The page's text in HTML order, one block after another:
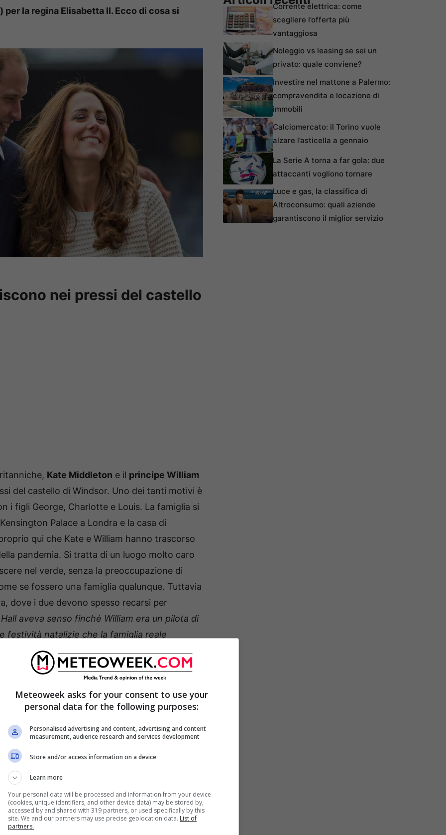
la regina Elisabetta II. Ecco di cosa si
nei pressi del castello
Kate Middleton e il principe William
del castello di Windsor. Uno dei tanti motivi è
i figli George, Charlotte e Louis. La famiglia si
Palace a Londra e la casa di
qui che Kate e William hanno trascorso
pandemia. Si tratta di un luogo molto caro
nel verde, senza la preoccupazione di
se fossero una famiglia qualunque. Tuttavia
dove i due devono spesso recarsi per
aveva senso finché William era un pilota di
festività natalizie che la famiglia reale
funziona più”
sorella
per il bene di George e Charlotte, dato
. Anche per questo motivo stanno
di Windsor. Anche se sono distanti a meno
per il bene di tutti. Inoltre Kate
Michael e Carol Middleton
che vivono a
Stesso discorso vale anche per Pippa e il
prese in considerazione ci sarebbe Forte
Corrente elettrica: come
scegliere l’offerta più
vantaggiosa
Noleggio vs leasing se sei un
privato: quale conviene?
Investire nel mattone a Palermo:
compravendita e locazione di
immobili
Calciomercato: il Torino vuole
alzare l’asticella a gennaio
La Serie A torna a far gola: due
attaccanti vogliono tornare
Luce e gas, la classifica di
Altroconsumo: quali aziende
garantiscono il miglior servizio
Meteoweek asks for your consent to use your
personal data for the following purposes:
Personalised advertising and content, advertising and content
measurement, audience research and services development
Store and/or access information on a device
Learn more
Your personal data will be processed and information from your device
(cookies, unique identifiers, and other device data) may be stored by,
accessed by and shared with 319 partners, or used specifically by this
site. We and our partners may use precise geolocation data. List of
partners.